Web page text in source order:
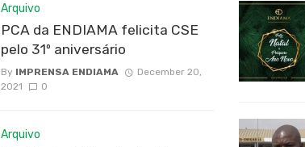
Arquivo
PCA da ENDIAMA felicita CSE
pelo 31º aniversário
By IMPRENSA ENDIAMA
December 20,
2021
0
Arquivo